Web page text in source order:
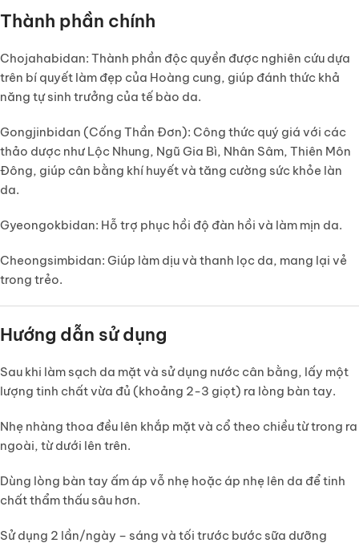
Thành phần chính
Chojahabidan: Thành phần độc quyền được nghiên cứu dựa
trên bí quyết làm đẹp của Hoàng cung, giúp đánh thức khả
năng tự sinh trưởng của tế bào da.
Gongjinbidan (Cống Thần Đơn): Công thức quý giá với các
thảo dược như Lộc Nhung, Ngũ Gia Bì, Nhân Sâm, Thiên Môn
Đông, giúp cân bằng khí huyết và tăng cường sức khỏe làn
da.
Gyeongokbidan: Hỗ trợ phục hồi độ đàn hồi và làm mịn da.
Cheongsimbidan: Giúp làm dịu và thanh lọc da, mang lại vẻ
trong trẻo.
Hướng dẫn sử dụng
Sau khi làm sạch da mặt và sử dụng nước cân bằng, lấy một
lượng tinh chất vừa đủ (khoảng 2-3 giọt) ra lòng bàn tay.
Nhẹ nhàng thoa đều lên khắp mặt và cổ theo chiều từ trong ra
ngoài, từ dưới lên trên.
Dùng lòng bàn tay ấm áp vỗ nhẹ hoặc áp nhẹ lên da để tinh
chất thẩm thấu sâu hơn.
Sử dụng 2 lần/ngày – sáng và tối trước bước sữa dưỡng